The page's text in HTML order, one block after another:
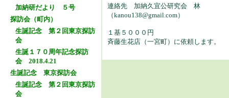
加納研だより ５号
探訪会（町内）
生誕記念 第２回東京探訪
会
生誕１７０周年記念探訪
会 2018.4.21
生誕記念 東京探訪会
生誕記念 第２回東京探訪
会
連絡先 加納久宜公研究会 林
（kanou138@gmail.com）
１基５０００円
斉藤生花店（一宮町）に依頼します。